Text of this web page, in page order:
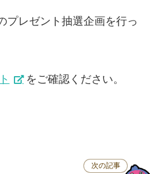
プレゼント抽選企画を行っ
をご確認ください。
次の記事